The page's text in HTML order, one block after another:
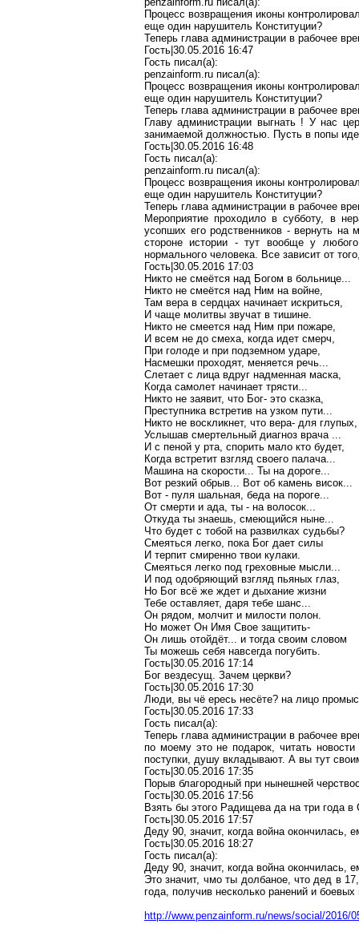
Процесс возвращения иконы
еще один нарушитель Конституции?
Теперь глава администрации в рабочее
Гость|30.05.2016 16:47
Гость писал(a):
penzainform.ru писал(a):
Процесс возвращения иконы
еще один нарушитель Конституции?
Теперь глава администрации в рабочее
Главу администрации выгнать! У нас
занимаемой должностью. Пусть в попы
Гость|30.05.2016 16:48
Гость писал(a):
penzainform.ru писал(a):
Процесс возвращения иконы
еще один нарушитель Конституции?
Теперь глава администрации в рабочее
Мероприятие проходило в субботу, в
усопших его родственников - вернуть
стороне истории - тут вообще у
нормального человека. Все зависит от
Гость|30.05.2016 17:03
Никто не смеётся над Богом в больнице...
Никто не смеётся над Ним на войне,
Там вера в сердцах начинает искриться,
И чаще молитвы звучат в тишине.
Никто не смеется над Ним при пожаре,
И всем не до смеха, когда идет смерч,
При голоде и при подземном ударе,
Насмешки проходят, меняется речь...
Слетает с лица вдруг надменная маска,
Когда самолет начинает трясти...
Никто не заявит, что Бог- это сказка,
Преступника встретив на узком пути...
Никто не воскликнет, что вера- для глупых,
Услышав смертельный диагноз врача ...
И с пеной у рта, спорить мало кто будет,
Когда встретит взгляд своего палача...
Машина на скорости... Ты на дороге...
Вот резкий обрыв... Вот об камень висок...
Вот - пуля шальная, беда на пороге...
От смерти и ада, ты - на волосок...
Откуда ты знаешь, смеющийся ныне...
Что будет с тобой на развилках судьбы?
Смеяться легко, пока Бог дает силы
И терпит смиренно твои кулаки.
Смеяться легко под греховные мысли...
И под одобряющий взгляд пьяных глаз,
Но Бог всё же ждет и дыхание жизни
Тебе оставляет, даря тебе шанс...
Он рядом, молчит и милости полон.
Но может Он Имя Свое защитить-
Он лишь отойдёт... и тогда своим словом
Ты можешь себя навсегда погубить.
Гость|30.05.2016 17:14
Бог вездесущ. Зачем церкви?
Гость|30.05.2016 17:30
Люди, вы чё ересь несёте? на лицо
Гость|30.05.2016 17:33
Гость писал(a):
Теперь глава администрации в рабочее
по моемуэто не подарок, читать
поступки, душу вкладывают. А вы тут
Гость|30.05.2016 17:35
Порыв благородный при нынешней
Гость|30.05.2016 17:56
Взять бы этого Радищева да на три года в
Гость|30.05.2016 17:57
Деду 90, значит, когда война окончилась,
Гость|30.05.2016 18:27
Гость писал(a):
Деду 90, значит, когда война окончилась,
Это значит, чмоты долбаное, что дед в
года, получив несколько ранений и
http://www.penzainform.ru/news/social/2016/